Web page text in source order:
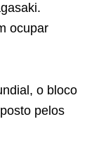
ocupar
o bloco
pelos